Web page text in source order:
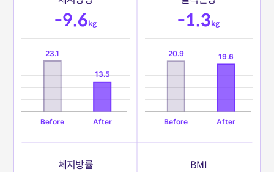
-9.6kg -1.3kg
체지방률 BMI